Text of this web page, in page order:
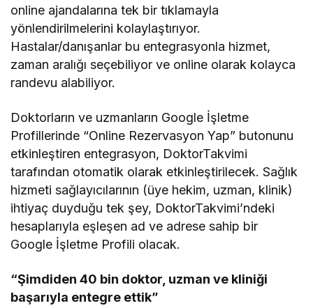
online ajandalarına tek bir tıklamayla
yönlendirilmelerini kolaylaştırıyor.
Hastalar/danışanlar bu entegrasyonla hizmet,
zaman aralığı seçebiliyor ve online olarak kolayca
randevu alabiliyor.
Doktorların ve uzmanların Google İşletme
Profillerinde “Online Rezervasyon Yap” butonunu
etkinleştiren entegrasyon, DoktorTakvimi
tarafından otomatik olarak etkinleştirilecek. Sağlık
hizmeti sağlayıcılarının (üye hekim, uzman, klinik)
ihtiyaç duyduğu tek şey, DoktorTakvimi’ndeki
hesaplarıyla eşleşen ad ve adrese sahip bir
Google İşletme Profili olacak.
“Şimdiden 40 bin doktor, uzman ve kliniği
başarıyla entegre ettik”